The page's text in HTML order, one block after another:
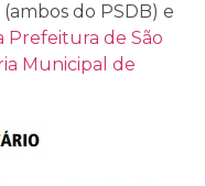
do PSDB) e
Prefeitura de São
Municipal de